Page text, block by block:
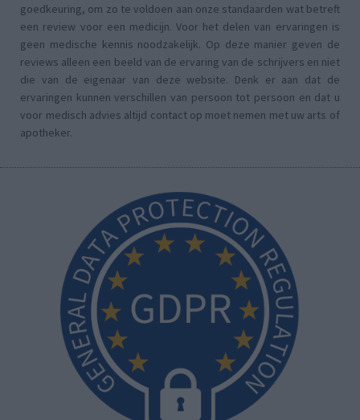
goedkeuring, om zo te voldoen aan onze standaarden wat betreft
een review voor een medicijn. Voor het delen van ervaringen is
geen medische kennis noodzakelijk. Op deze manier geven de
reviews alleen een beeld van de ervaring van de schrijvers en niet
die van de eigenaar van deze website. Denk er aan dat de
ervaringen kunnen verschillen van persoon tot persoon en dat u
voor medisch advies altijd contact op moet nemen met uw arts of
apotheker.